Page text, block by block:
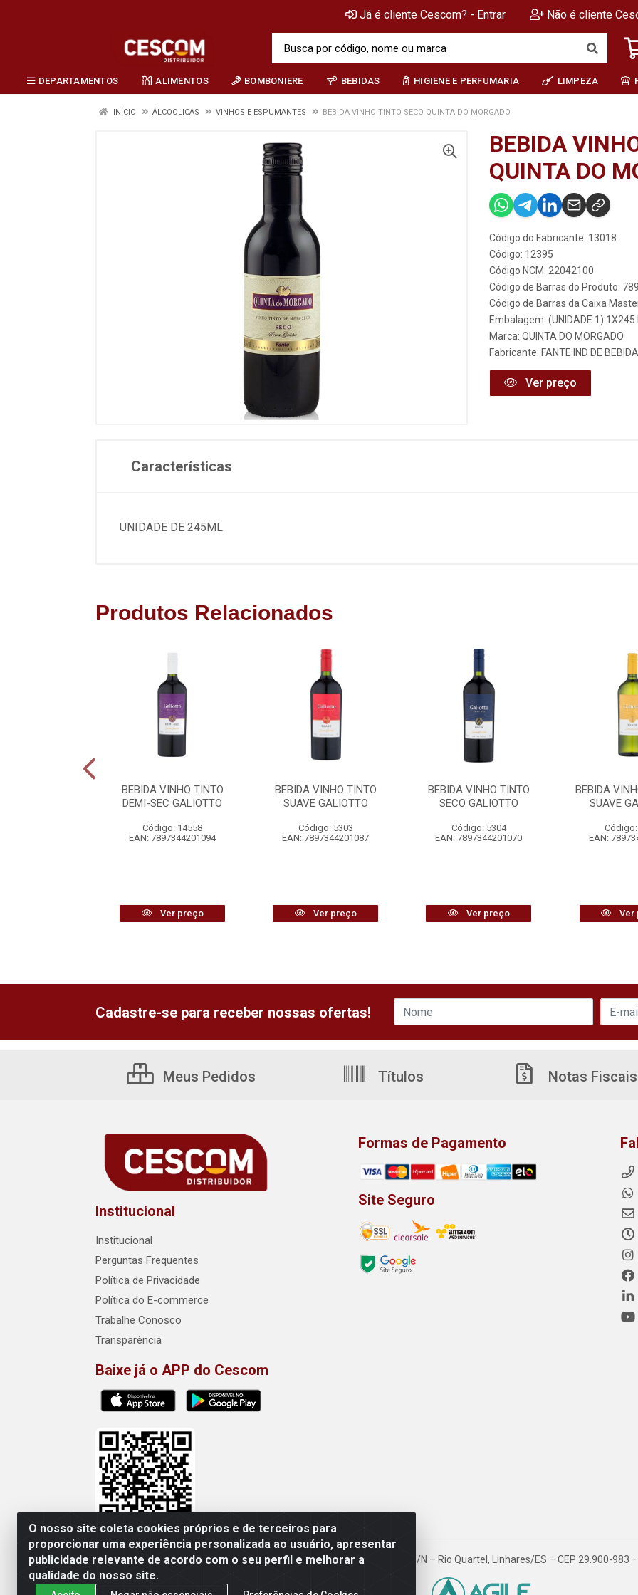
Já é cliente Cescom? - Entrar Não é cliente
DEPARTAMENTOS ALIMENTOS BOMBONIERE BEBIDAS HIGIENE E PERFUMARIA LIMPEZA
INÍCIO ÁLCOOLICAS VINHOS E ESPUMANTES BEBIDA VINHO TINTO SECO QUINTA DO MORGADO
BEBIDA
QUINTA DO
Código do Fabricante: 13018
Código: 12395
Código NCM: 22042100
Código de Barras do Produto:
Código de Barras da Caixa
Embalagem: (UNIDADE 1) 1X245
Marca: QUINTA DO MORGADO
Fabricante: FANTE IND DE
Ver preço
Características
UNIDADE DE 245ML
Produtos Relacionados
BEBIDA VINHO TINTO
DEMI-SEC GALIOTTO
Código: 14558
EAN: 7897344201094
Ver preço
BEBIDA VINHO TINTO
SUAVE GALIOTTO
Código: 5303
EAN: 7897344201087
Ver preço
BEBIDA VINHO TINTO
SECO GALIOTTO
Código: 5304
EAN: 7897344201070
Ver preço
BEBIDA
SUAVE
EAN:
Ver
O nosso site coleta cookies próprios e de terceiros para
proporcionar uma experiência personalizada ao usuário, apresentar
publicidade relevante de acordo com o seu perfil e melhorar a
qualidade do nosso site.
Cadastre-se para receber nossas ofertas!
Meus Pedidos Títulos Notas Fiscais
Institucional
Institucional
Perguntas Frequentes
Política de Privacidade
Política do E-commerce
Trabalhe Conosco
Transparência
Baixe já o APP do Cescom
Formas de Pagamento
Site Seguro
Cescom Distribuidor - Rodovia BR 101, Km 163, S/N – Rio Quartel, Linhares/ES – CEP 29.900-983